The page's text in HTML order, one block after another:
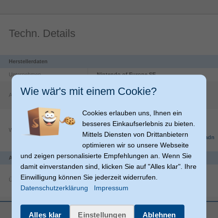
Techn. Details
Herstellerdaten
Unternehmen Nintendo of Europe SE
Adresse
Goldsteinstraße
235
60528 Frankfurt am Main
Website
https://www.nintendo.com/de-
ch/Support/Impressum/Impressum-
srsltid=AfmBOop9nPFyNuYnWnqKMWGCadn
vJf5zBe7lAE3pRXBzpS8QZhtvcn2_
Anschlüsse und Schnittstellen
Übertragungstechnik
Geräteschnittstelle
Eingabegerät
mehr anzeigen
Wie wär's mit einem Cookie?
Cookies erlauben uns, Ihnen ein
besseres Einkaufserlebnis zu bieten.
Mittels Diensten von Drittanbietern
optimieren wir so unsere Webseite
und zeigen personalisierte Empfehlungen an. Wenn Sie
damit einverstanden sind, klicken Sie auf "Alles klar". Ihre
Einwilligung können Sie jederzeit widerrufen.
Datenschutzerklärung
Impressum
Alles klar Einstellungen Ablehnen